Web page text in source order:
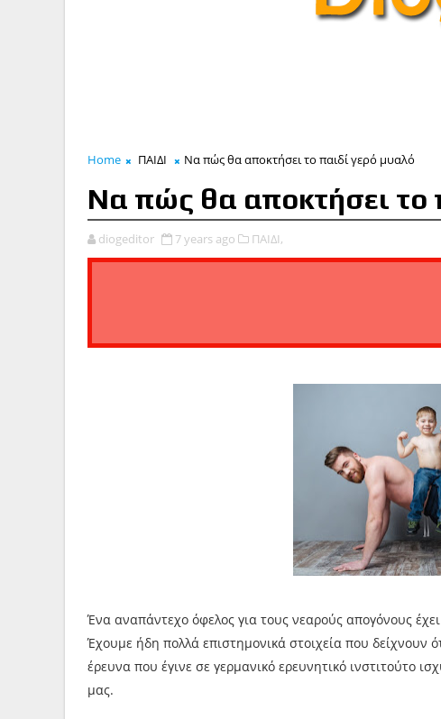
Home ΠΑΙΔΙ Να πώς θα αποκτήσει το παιδί γερό μυαλό
Να πώς θα αποκτήσει το
diogeditor 7 years ago ΠΑΙΔΙ,
Ένα αναπάντεχο όφελος για τους νεαρούς απογόνους
Έχουμε ήδη πολλά επιστημονικά στοιχεία που δείχνουν
έρευνα που έγινε σε γερμανικό ερευνητικό ινστιτούτο
μας.